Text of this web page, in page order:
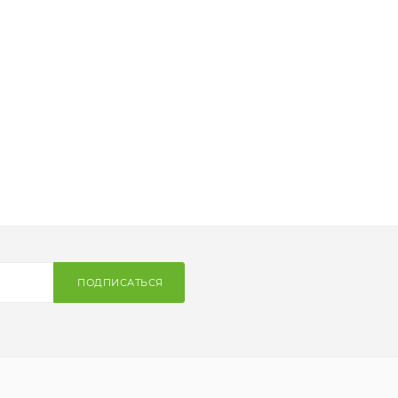
ПОДПИСАТЬСЯ